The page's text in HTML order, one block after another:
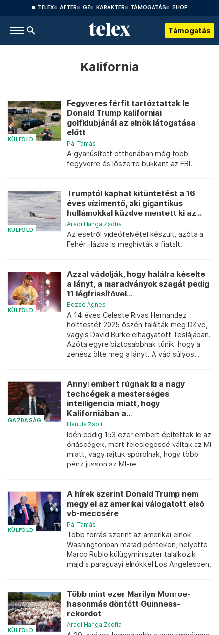
TELEX AFTER G7 KARAKTER TÁMOGATÁS SHOP
Támogatás
Kalifornia
KÜLFÖLD
Fegyveres férfit tartóztattak le
Donald Trump kaliforniai
golfklubjánál az elnök látogatása
előtt
Pál Tamás
A gyanúsított otthonában még több
fegyverre és lőszerre bukkant az FBI.
KÜLFÖLD
Trumptól kaphat kitüntetést a 16
éves vízimentő, aki gigantikus
hullámokkal küzdve mentett ki az...
Aradi Hanga Zsófia
Az esetről videófelvétel készült, azóta a
Fehér Házba is meghívták a fiatalt.
KÜLFÖLD
Azzal vádolják, hogy halálra késelte
a lányt, a maradványok szagát pedig
11 légfrissítővel...
Bozsó Ágnes
A 14 éves Celeste Rivas Hernandez
holttestét 2025 őszén találták meg D4vd,
vagyis David Burke elhagyatott Teslájában.
Azóta egyre biztosabbnak tűnik, hogy a
zenész ölte meg a lányt. A vád súlyos...
GAZDASÁG
Annyi embert rúgnak ki a nagy
techcégek a mesterséges
intelligencia miatt, hogy
Kaliforniában a...
Hanula Zsolt
Idén eddig 153 ezer embert építettek le az
óriáscégek, mert feleslegessé váltak az MI
miatt, vagy rajtuk spórolnak, hogy több
pénz jusson az MI-re.
KÜLFÖLD
A hírek szerint Donald Trump nem
megy el az amerikai válogatott első
vb-meccsére
Pál Tamás
Több forrás szerint az amerikai elnök
Washingtonban marad pénteken, helyette
Marco Rubio külügyminiszter találkozik
majd a paraguayi elnökkel Los Angelesben.
KÜLFÖLD
Több mint ezer Marilyn Monroe-
hasonmás döntött Guinness-
rekordot
Aradi Hanga Zsófia